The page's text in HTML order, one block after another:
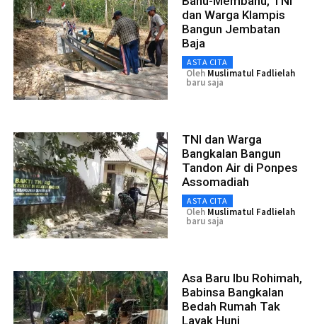
dan Warga Klampis
Bangun Jembatan
Baja
ASTA CITA
Oleh Muslimatul Fadlielah
baru saja
TNI dan Warga
Bangkalan Bangun
Tandon Air di Ponpes
Assomadiah
ASTA CITA
Oleh Muslimatul Fadlielah
baru saja
Asa Baru Ibu Rohimah,
Babinsa Bangkalan
Bedah Rumah Tak
Layak Huni